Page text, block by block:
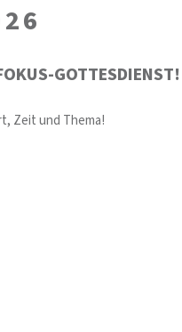
GOTTESDIENST!
Zeit und Thema!